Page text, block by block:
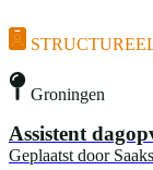
Groningen
Assistent
Geplaatst door